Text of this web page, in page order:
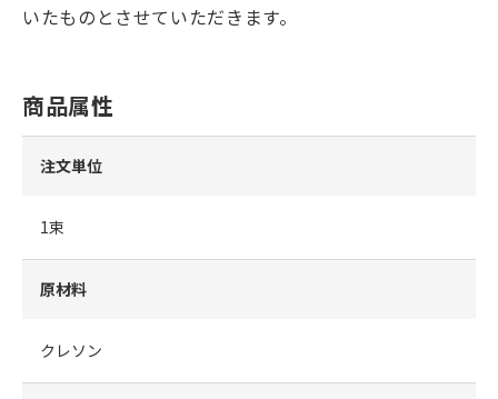
いたものとさせていただきます。
商品属性
注文単位
1束
原材料
クレソン